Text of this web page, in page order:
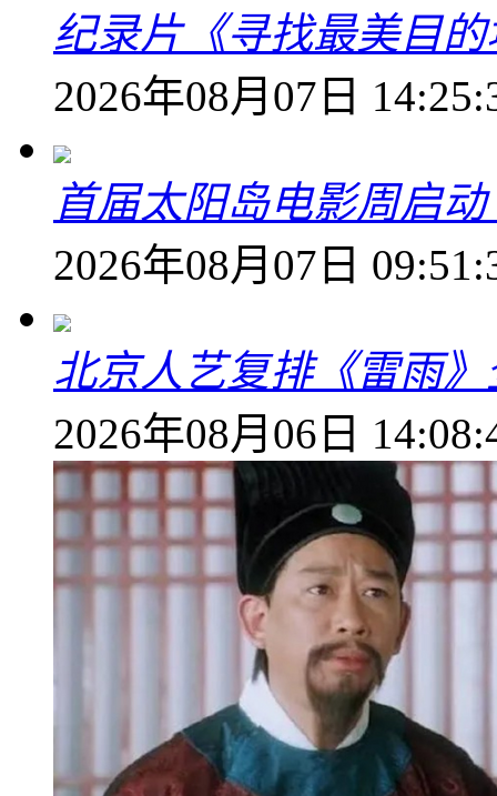
纪录片《寻找最美目
2026年08月07日
首届太阳岛电影周启
2026年08月07日
北京人艺复排《雷雨》
2026年08月06日